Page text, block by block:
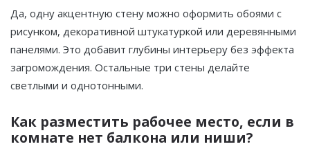
Да, одну акцентную стену можно оформить обоями с
рисунком, декоративной штукатуркой или деревянными
панелями. Это добавит глубины интерьеру без эффекта
загромождения. Остальные три стены делайте
светлыми и однотонными.
Как разместить рабочее место, если в
комнате нет балкона или ниши?